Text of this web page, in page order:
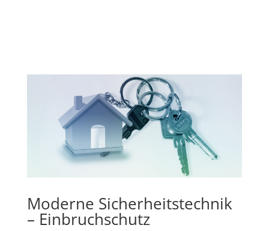
Moderne Sicherheitstechnik
– Einbruchschutz